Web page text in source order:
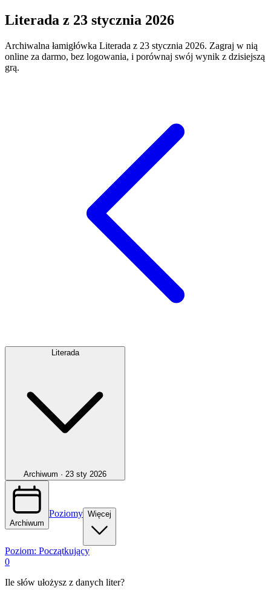
Literada z 23 stycznia 2026
Archiwalna łamigłówka Literada z 23 stycznia 2026. Zagraj w nią
online za darmo, bez logowania, i porównaj swój wynik z dzisiejszą
grą.
Literada
Archiwum · 23 sty 2026
Archiwum
Poziomy Więcej
Poziom: Początkujący
0
Ile słów ułożysz z danych liter?